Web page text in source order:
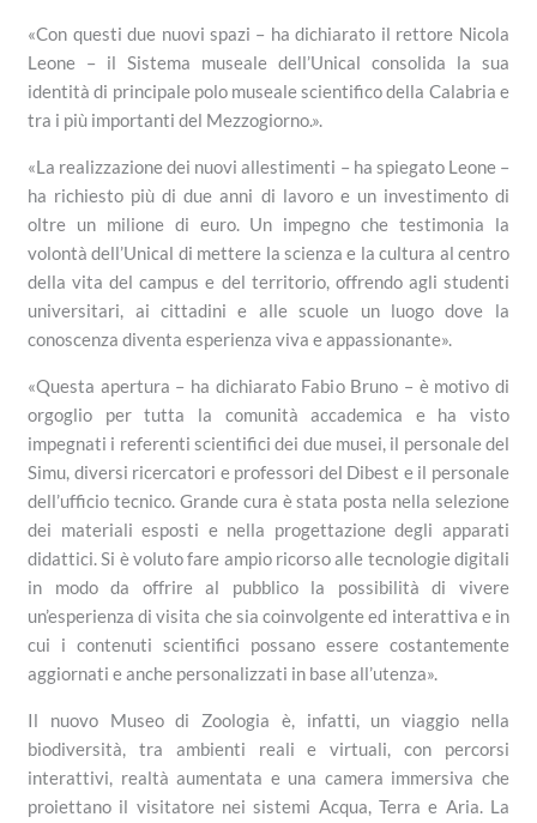
«Con questi due nuovi spazi – ha dichiarato il rettore Nicola
Leone – il Sistema museale dell’Unical consolida la sua
identità di principale polo museale scientifico della Calabria e
tra i più importanti del Mezzogiorno.».
«La realizzazione dei nuovi allestimenti – ha spiegato Leone –
ha richiesto più di due anni di lavoro e un investimento di
oltre un milione di euro. Un impegno che testimonia la
volontà dell’Unical di mettere la scienza e la cultura al centro
della vita del campus e del territorio, offrendo agli studenti
universitari, ai cittadini e alle scuole un luogo dove la
conoscenza diventa esperienza viva e appassionante».
«Questa apertura – ha dichiarato Fabio Bruno – è motivo di
orgoglio per tutta la comunità accademica e ha visto
impegnati i referenti scientifici dei due musei, il personale del
Simu, diversi ricercatori e professori del Dibest e il personale
dell’ufficio tecnico. Grande cura è stata posta nella selezione
dei materiali esposti e nella progettazione degli apparati
didattici. Si è voluto fare ampio ricorso alle tecnologie digitali
in modo da offrire al pubblico la possibilità di vivere
un’esperienza di visita che sia coinvolgente ed interattiva e in
cui i contenuti scientifici possano essere costantemente
aggiornati e anche personalizzati in base all’utenza».
Il nuovo Museo di Zoologia è, infatti, un viaggio nella
biodiversità, tra ambienti reali e virtuali, con percorsi
interattivi, realtà aumentata e una camera immersiva che
proiettano il visitatore nei sistemi Acqua, Terra e Aria. La